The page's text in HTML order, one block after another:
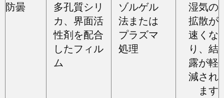
防曇
多孔質シリ
カ、界面活
性剤を配合
したフィル
ム
ゾルゲル
法または
プラズマ
処理
湿気の
拡散が
速くな
り、結
露が軽
減され
ます